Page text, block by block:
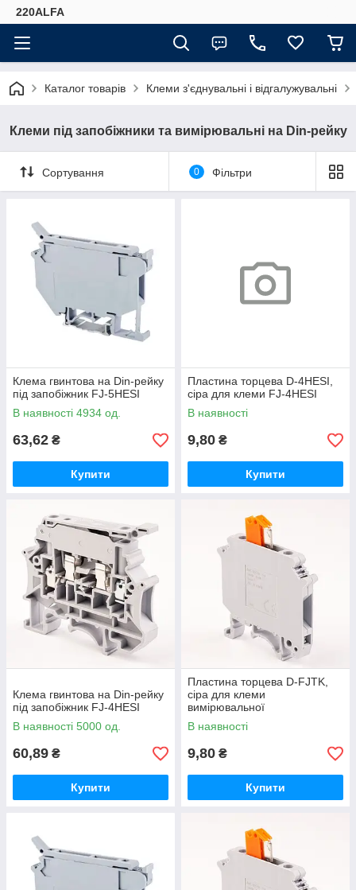
220ALFA
Каталог товарів Клеми з'єднувальні і відгалужувальні
Клеми під запобіжники та вимірювальні на Din-рейку
Сортування 0 Фільтри
Клема гвинтова на Din-рейку
під запобіжник FJ-5HESI
В наявності 4934 од.
63,62 ₴
Купити
Пластина торцева D-4HESI,
сіра для клеми FJ-4HESI
В наявності
9,80 ₴
Купити
Клема гвинтова на Din-рейку
під запобіжник FJ-4HESI
В наявності 5000 од.
60,89 ₴
Купити
Пластина торцева D-FJTK,
сіра для клеми
вимірювальної
В наявності
9,80 ₴
Купити